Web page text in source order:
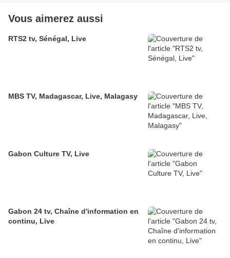
Vous aimerez aussi
RTS2 tv, Sénégal, Live
MBS TV, Madagascar, Live, Malagasy
Gabon Culture TV, Live
Gabon 24 tv, Chaîne d'information en
continu, Live